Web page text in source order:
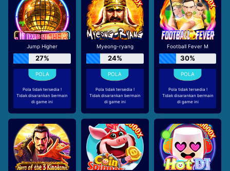
Jump Higher
27%
Pola tidak tersedia !
Tidak disarankan bermain
di game ini
Myeong-ryang
24%
Pola tidak tersedia !
Tidak disarankan bermain
di game ini
Football Fever M
30%
Pola tidak tersedia !
Tidak disarankan bermain
di game ini